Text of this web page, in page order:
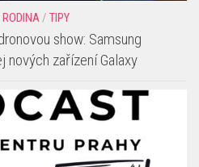
RODINA/ TIPY
show: Samsung
zařízení Galaxy